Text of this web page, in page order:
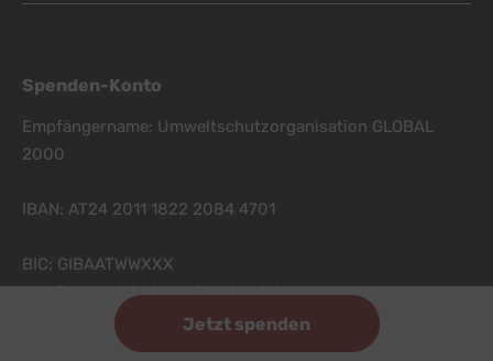
Jetzt spenden
Spenden-Konto
Empfängername: Umweltschutzorganisation GLOBAL
2000
IBAN: AT24 2011 1822 2084 4701
BIC: GIBAATWWXXX
Ihre Spende ist steuerlich absetzbar.